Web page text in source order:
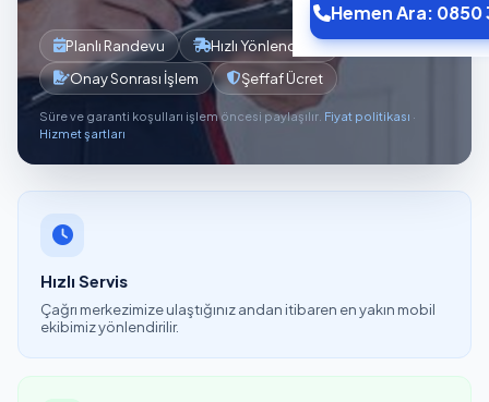
Hemen Ara: 0850
Planlı Randevu
Hızlı Yönlendirme
Onay Sonrası İşlem
Şeffaf Ücret
Süre ve garanti koşulları işlem öncesi paylaşılır. Fiyat politikası ·
Hizmet şartları
Hızlı Servis
Çağrı merkezimize ulaştığınız andan itibaren en yakın mobil
ekibimiz yönlendirilir.